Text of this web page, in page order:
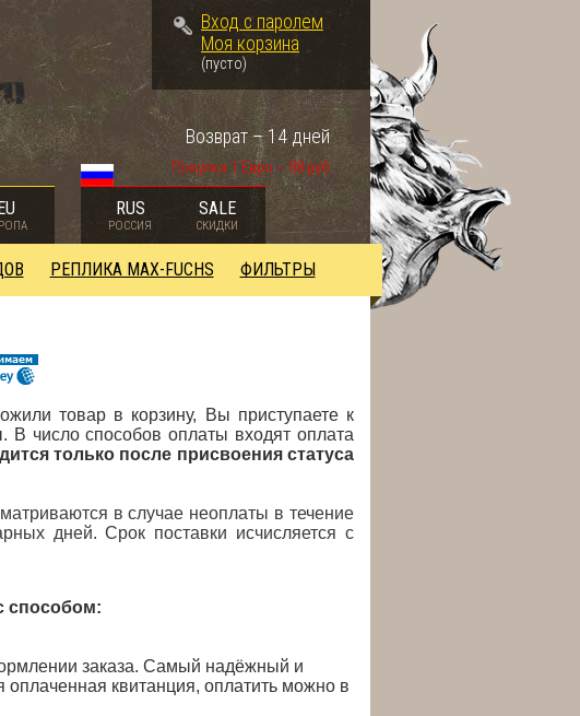
Вход с паролем
Моя корзина
(пусто)
Покупка 1 Евро – 98 руб.
Возврат – 14 дней
RUS
РОССИЯ
SALE
СКИДКИ
РЕПЛИКА MAX-FUCHS ФИЛЬТРЫ
товар в корзину, Вы приступаете к
В число способов оплаты входят оплата
только после присвоения статуса
в случае неоплаты в течение
дней. Срок поставки исчисляется с
способом:
заказа. Самый надёжный и
оплаченная квитанция, оплатить можно в